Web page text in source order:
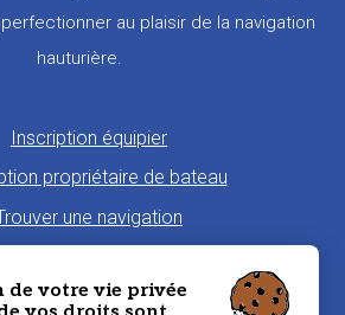
au plaisir de la navigation
hauturière.
Inscription équipier
propriétaire de bateau
une navigation
charte Morbi'Embark
de votre vie privée